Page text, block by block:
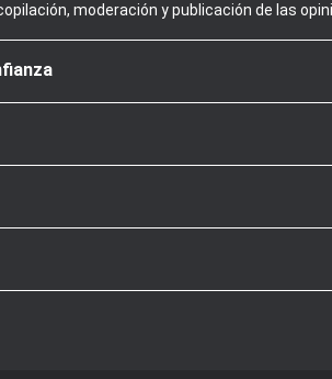
moderación y publicación de las